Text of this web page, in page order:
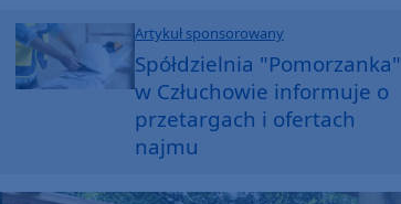
Artykuł sponsorowany
Spółdzielnia "Pomorzanka"
w Człuchowie informuje o
przetargach i ofertach
najmu